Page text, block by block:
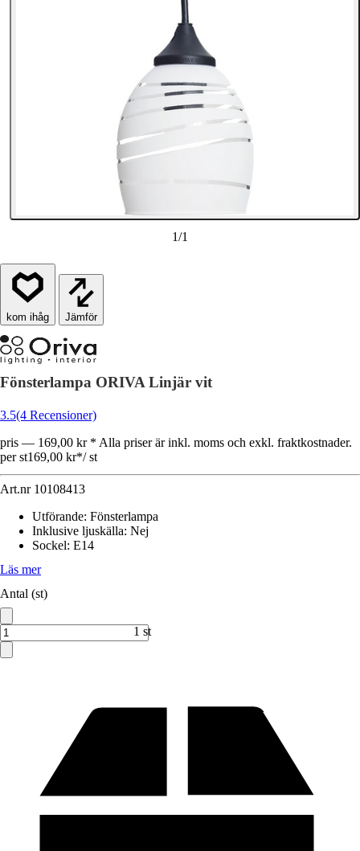
1/1
Jämför
Fönsterlampa ORIVA Linjär vit
3.5(4 Recensioner)
pris — 169,00 kr * Alla priser är inkl. moms och exkl. fraktkostnader.
per st169,00 kr*/ st
Art.nr 10108413
Utförande: Fönsterlampa
Inklusive ljuskälla: Nej
Sockel: E14
Läs mer
Antal (st)
1 st